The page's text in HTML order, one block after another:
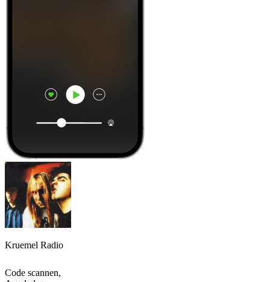
Kruemel Radio
Code scannen,